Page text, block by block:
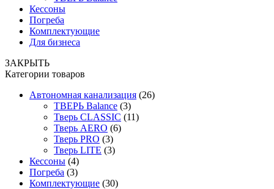
Кессоны
Погреба
Комплектующие
Для бизнеса
ЗАКРЫТЬ
Категории товаров
Автономная канализация (26)
ТВЕРЬ Balance (3)
Тверь CLASSIC (11)
Тверь AERO (6)
Тверь PRO (3)
Тверь LITE (3)
Кессоны (4)
Погреба (3)
Комплектующие (30)